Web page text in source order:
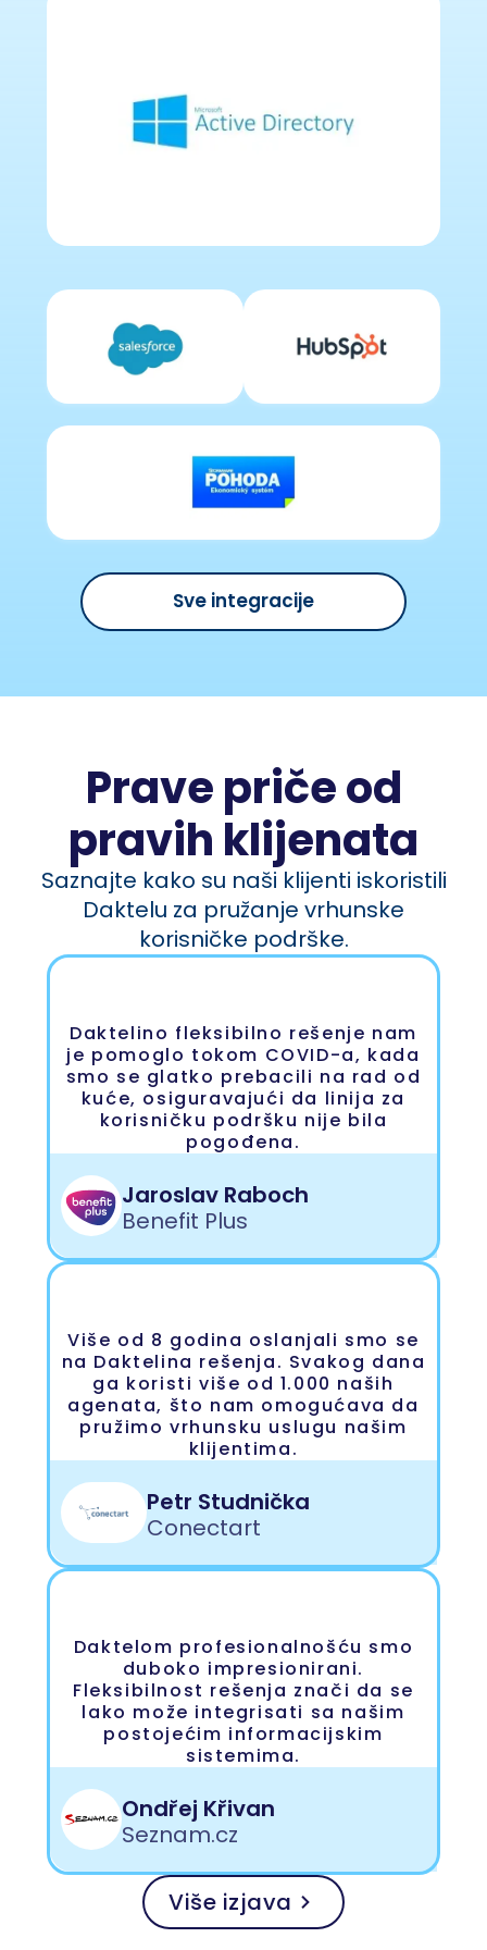
Sve integracije
Prave priče od
pravih klijenata
Saznajte kako su naši klijenti iskoristili
Daktelu za pružanje vrhunske
korisničke podrške.
Daktelino fleksibilno rešenje nam
je pomoglo tokom COVID-a, kada
smo se glatko prebacili na rad od
kuće, osiguravajući da linija za
korisničku podršku nije bila
pogođena.
Jaroslav Raboch
Benefit Plus
Više od 8 godina oslanjali smo se
na Daktelina rešenja. Svakog dana
ga koristi više od 1.000 naših
agenata, što nam omogućava da
pružimo vrhunsku uslugu našim
klijentima.
Petr Studnička
Conectart
Daktelom profesionalnošću smo
duboko impresionirani.
Fleksibilnost rešenja znači da se
lako može integrisati sa našim
postojećim informacijskim
sistemima.
Ondřej Křivan
Seznam.cz
Više izjava